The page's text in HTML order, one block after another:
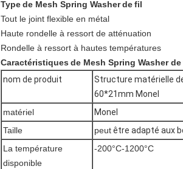
Typede Mesh Spring Washerdefil
Tout le joint flexible en métal
Haute rondelle à ressort de atténuation
Rondelle à ressort à hautes températures
Caractéristiques de Mesh Spring Washerde
nom de produit
Structure matérielle
60*21mm Monel
matériel
Monel
Taille
peutêtre adapté aux
La température
disponible
-200°C-1200°C